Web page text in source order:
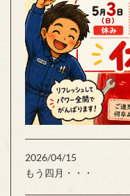
2026/04/15
もう四月・・・